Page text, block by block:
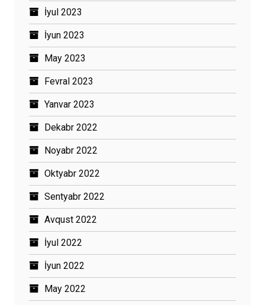
İyul 2023
İyun 2023
May 2023
Fevral 2023
Yanvar 2023
Dekabr 2022
Noyabr 2022
Oktyabr 2022
Sentyabr 2022
Avqust 2022
İyul 2022
İyun 2022
May 2022